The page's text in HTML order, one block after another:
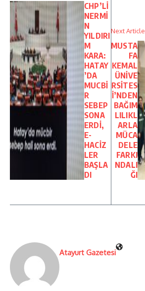
CHP’Lİ
NERMİ
N
YILDIRI
M
KARA:
HATAY
’DA
MUCBİ
R
SEBEP
SONA
ERDİ,
E-
HACİZ
LER
BAŞLA
DI
Next Article
MUSTA
FA
KEMAL
ÜNİVE
RSİTES
İ’NDEN
BAĞIM
LILIKL
ARLA
MÜCA
DELE
FARKI
NDALI
ĞI
Atayurt Gazetesi